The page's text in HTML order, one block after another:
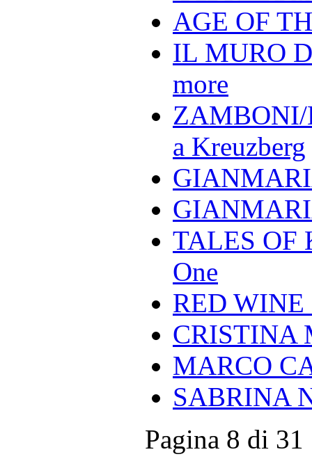
AGE OF
IL MURO
more
ZAMBONI/
a Kreuzberg
TALES OF
One
RED WINE
CRISTINA
MARCO
SABRINA
Pagina 8 di 31